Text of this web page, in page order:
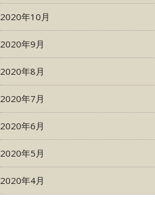
2020年10月
2020年9月
2020年8月
2020年7月
2020年6月
2020年5月
2020年4月